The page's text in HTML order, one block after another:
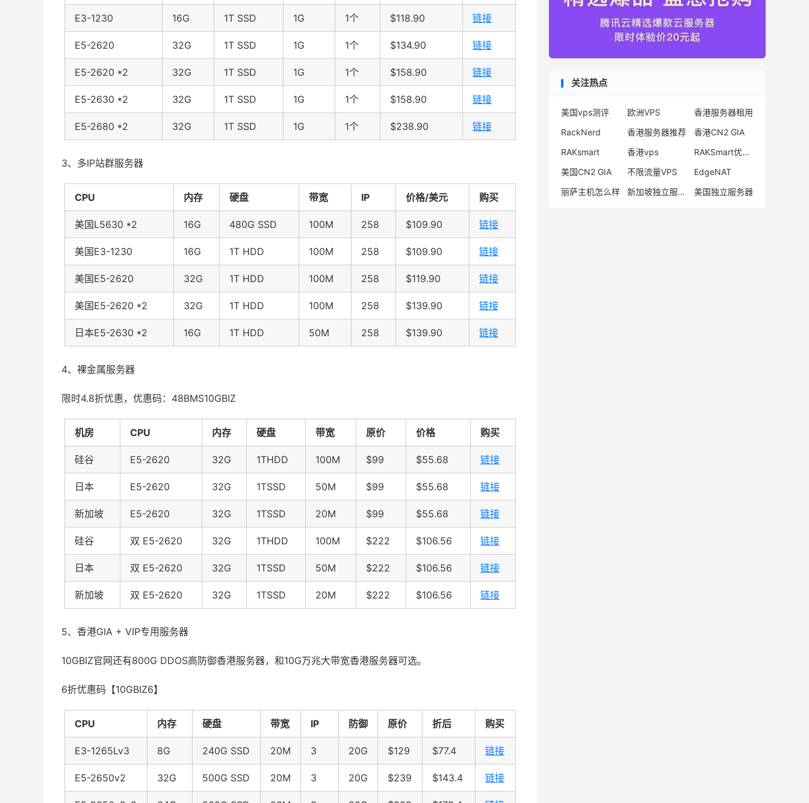
E3-1230 16G 1T SSD 1G 1个 $118.90 链接
E5-2620 32G 1T SSD 1G 1个 $134.90 链接
E5-2620 *2 32G 1T SSD 1G 1个 $158.90 链接
E5-2630 *2 32G 1T SSD 1G 1个 $158.90 链接
E5-2680 *2 32G 1T SSD 1G 1个 $238.90 链接
3、多IP站群服务器
CPU 内存 硬盘 带宽 IP 价格/美元 购买
美国L5630 *2 16G 480G SSD 100M 258 $109.90 链接
美国E3-1230 16G 1T HDD 100M 258 $109.90 链接
美国E5-2620 32G 1T HDD 100M 258 $119.90 链接
美国E5-2620 *2 32G 1T HDD 100M 258 $139.90 链接
日本E5-2630 *2 16G 1T HDD 50M 258 $139.90 链接
4、裸金属服务器
限时4.8折优惠，优惠码：48BMS10GBIZ
机房 CPU 内存 硬盘 带宽 原价 价格 购买
硅谷 E5-2620 32G 1THDD 100M $99 $55.68 链接
日本 E5-2620 32G 1TSSD 50M $99 $55.68 链接
新加坡 E5-2620 32G 1TSSD 20M $99 $55.68 链接
硅谷 双 E5-2620 32G 1THDD 100M $222 $106.56 链接
日本 双 E5-2620 32G 1TSSD 50M $222 $106.56 链接
新加坡 双 E5-2620 32G 1TSSD 20M $222 $106.56 链接
5、香港GIA + VIP专用服务器
10GBIZ官网还有800G DDOS高防御香港服务器，和10G万兆大带宽香港服务器可选。
6折优惠码【10GBIZ6】
CPU 内存 硬盘 带宽 IP 防御 原价 折后 购买
E3-1265Lv3 8G 240G SSD 20M 3 20G $129 $77.4 链接
E5-2650v2 32G 500G SSD 20M 3 20G $239 $143.4 链接
关注热点
美国vps测评 欧洲VPS
香港服务器租用
RackNerd
香港服务器推荐
香港CN2 GIA
RAKsmart
香港vps
RAKSmart优惠码
美国CN2 GIA
不限流量VPS
EdgeNAT
丽萨主机怎么样
新加坡独立服务器 美国独立服务器